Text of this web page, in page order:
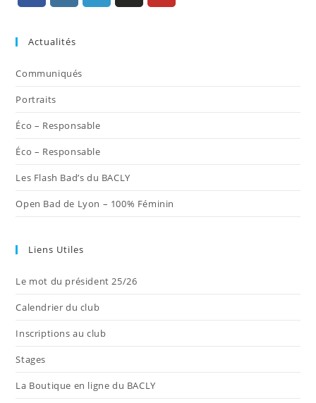
un
nouvel
nouvel
Actualités
Communiqués
Portraits
Éco – Responsable
Éco – Responsable
Les Flash Bad’s du BACLY
Open Bad de Lyon – 100% Féminin
Liens Utiles
Le mot du président 25/26
Calendrier du club
Inscriptions au club
Stages
La Boutique en ligne du BACLY